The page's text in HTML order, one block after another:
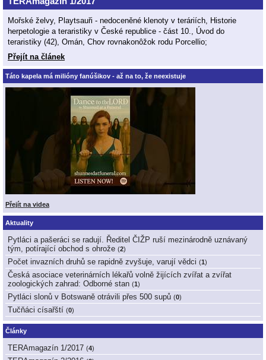
Mořské želvy, Playtsauři - nedoceněné klenoty v teráriích, Historie
herpetologie a teraristiky v České republice - část 10., Úvod do
teraristiky (42), Omán, Chov rovnakonôžok rodu Porcellio;
Přejít na článek
Táto kapela má milióny fanúšikov - až na to, že neexistuje
Přejít na videa
Aktuality
Pytláci a pašeráci se radují. Ředitel ČIŽP ruší mezinárodně uznávaný
tým, potírající obchod s ohrože (2)
Počet invazních druhů se rapidně zvyšuje, varují vědci (1 )
Česká asociace veterinárních lékařů volně žijících zvířat a zvířat
zoologických zahrad: Odborné stan (1 )
Pytláci slonů v Botswaně otrávili přes 500 supů (0)
Tučňáci císařští (0)
Články
TERAmagazín 1/2017 (4)